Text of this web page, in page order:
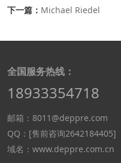
下一篇： Michael Riedel
全国服务热线：
18933354718
邮箱：8011@deppre.com
QQ： [售前咨询2642184405]
域名：www.deppre.com.cn